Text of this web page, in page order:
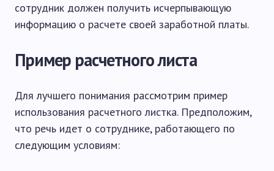
сотрудник должен получить исчерпывающую
информацию о расчете своей заработной платы.
Пример расчетного листа
Для лучшего понимания рассмотрим пример
использования расчетного листка. Предположим,
что речь идет о сотруднике, работающего по
следующим условиям: